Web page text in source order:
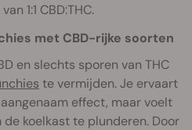
1:1 CBD:THC.
met CBD-rijke soorten
en slechts sporen van THC
te vermijden. Je ervaart
effect, maar voelt
koelkast te plunderen. Door